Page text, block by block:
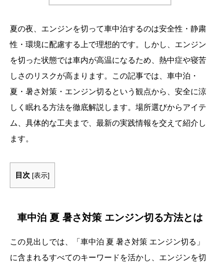
夏の夜、エンジンを切って車中泊するのは安全性・静粛
性・環境に配慮する上で理想的です。しかし、エンジン
を切った状態では車内が高温になるため、熱中症や寝苦
しさのリスクが高まります。この記事では、車中泊・
夏・暑さ対策・エンジン切るという観点から、安全に涼
しく眠れる方法を徹底解説します。場所選びからアイテ
ム、具体的な工夫まで、最新の実践情報を交えて紹介し
ます。
目次 [表示]
車中泊 夏 暑さ対策 エンジン切る方法とは
この見出しでは、「車中泊 夏 暑さ対策 エンジン切る」
に含まれるすべてのキーワードを活かし、エンジンを切